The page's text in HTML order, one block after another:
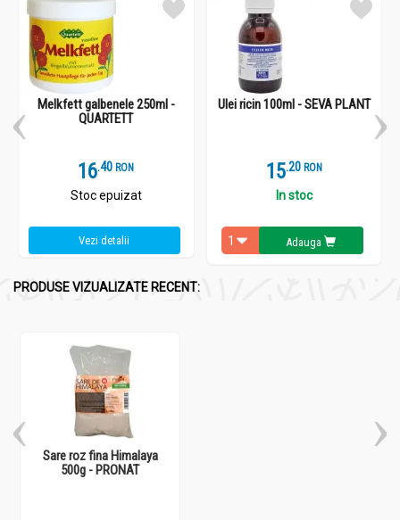
Melkfett galbenele 250ml -
QUARTETT
16.4 RON
Stoc epuizat
Vezi detalii
Ulei ricin 100ml - SEVA PLANT
15.2 RON
In stoc
Adauga
PRODUSE VIZUALIZATE RECENT:
Sare roz fina Himalaya
500g - PRONAT